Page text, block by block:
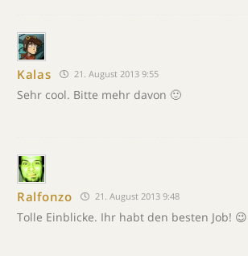
Kalas 21. August 2013 9:55
Sehr cool. Bitte mehr davon 🙂
Ralfonzo 21. August 2013 9:48
Tolle Einblicke. Ihr habt den besten Job! 😉